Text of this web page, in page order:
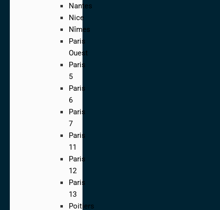
Nantes
Nice
Nîmes
Paris
Ouest
Paris
5
Paris
6
Paris
7
Paris
11
Paris
12
Paris
13
Poitiers